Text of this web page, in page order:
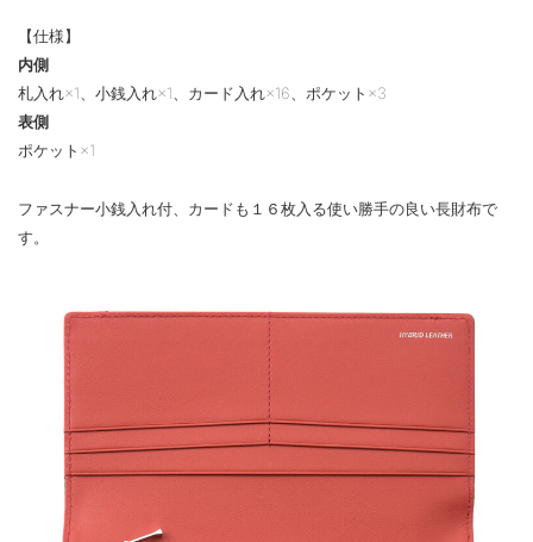
【仕様】
内側
札入れ×1、小銭入れ×1、カード入れ×16、ポケット×3
表側
ポケット×1
ファスナー小銭入れ付、カードも１６枚入る使い勝手の良い長財布で
す。